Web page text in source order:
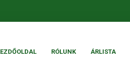
RÓLUNK ÁRLISTA